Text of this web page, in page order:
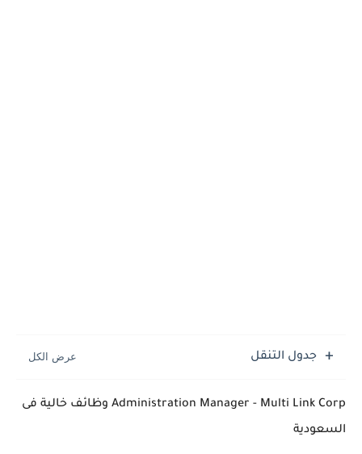
جدول التنقل
Administration Manager - Multi Link Corp وظائف خالية فى
السعودية